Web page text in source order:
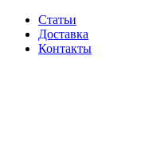
Статьи
Доставка
Контакты